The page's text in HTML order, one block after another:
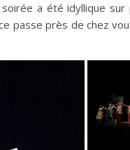
a été idyllique
passe près de chez